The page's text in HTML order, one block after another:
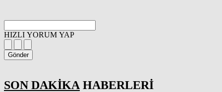
HIZLI YORUM YAP
Gönder
SON DAKİKA HABERLERİ